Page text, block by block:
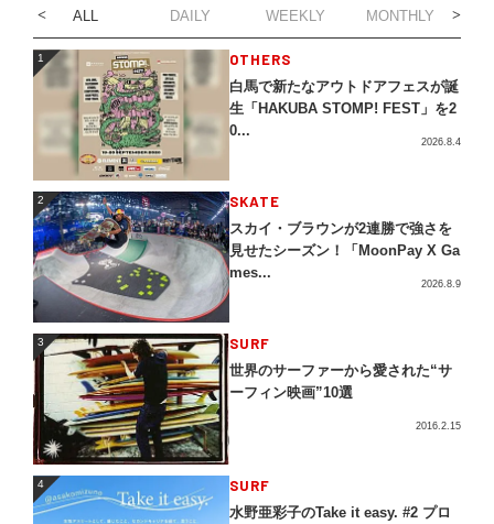
ALL DAILY WEEKLY MONTHLY
1 OTHERS
白馬で新たなアウトドアフェスが誕
生「HAKUBA STOMP! FEST」を2
0...
2026.8.4
2 SKATE
スカイ・ブラウンが2連勝で強さを
見せたシーズン！「MoonPay X Ga
mes...
2026.8.9
3 SURF
世界のサーファーから愛された“サ
ーフィン映画”10選
2016.2.15
4 SURF
水野亜彩子のTake it easy. #2 プロ